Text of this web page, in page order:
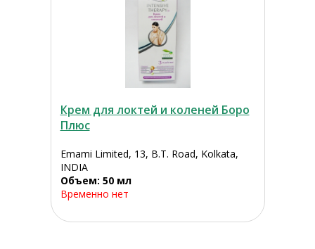
Крем для локтей и коленей Боро
Плюс
Emami Limited, 13, B.T. Road, Kolkata,
INDIA
Объем: 50 мл
Временно нет